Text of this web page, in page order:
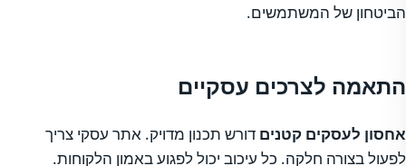
הביטחון של המשתמשים.
התאמה לצרכים עסקיים
אחסון לעסקים קטנים דורש תכנון מדויק. אתר עסקי צריך
לפעול בצורה חלקה. כל עיכוב יכול לפגוע באמון הלקוחות.